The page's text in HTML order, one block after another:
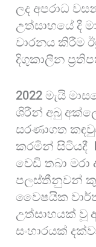
ලද අපරාධ
උත්සාහයේ දී
වාරනය කිරීම
දිගුකාලීන
2022 මැයි
ශිරීන් අබු
සරණාගත
කරමින් සිටියදී
වෙඩි තබා
පලස්තීනුවන්
වෛෂයික
උත්සාහයක් වූ
සංහාරයක්